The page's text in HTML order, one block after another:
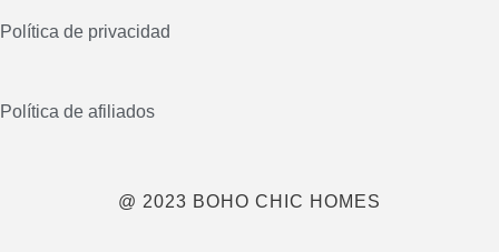
Política de privacidad
Política de afiliados
@ 2023 BOHO CHIC HOMES